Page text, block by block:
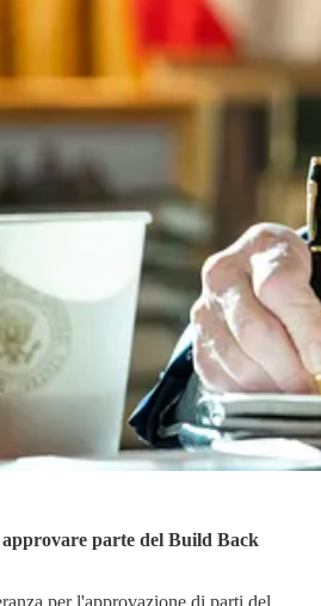
parte del Build Back
per l'approvazione di parti del